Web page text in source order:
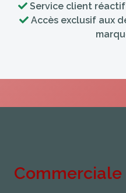
Accès exclusif aux